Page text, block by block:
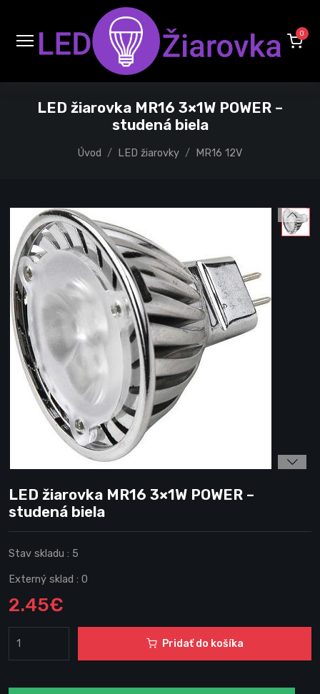
0
LED žiarovka MR16 3×1W POWER –
studená biela
Úvod LED žiarovky MR16 12V
LED žiarovka MR16 3×1W POWER –
studená biela
Stav skladu : 5
Externý sklad : 0
2.45€
Pridať do košíka